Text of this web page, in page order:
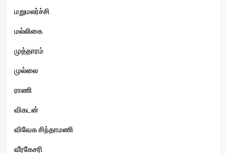
மறுமலர்ச்சி
மல்லிகை
முத்தாரம்
முல்லை
ராணி
விகடன்
விவேக சிந்தாமணி
வீரகேசரி